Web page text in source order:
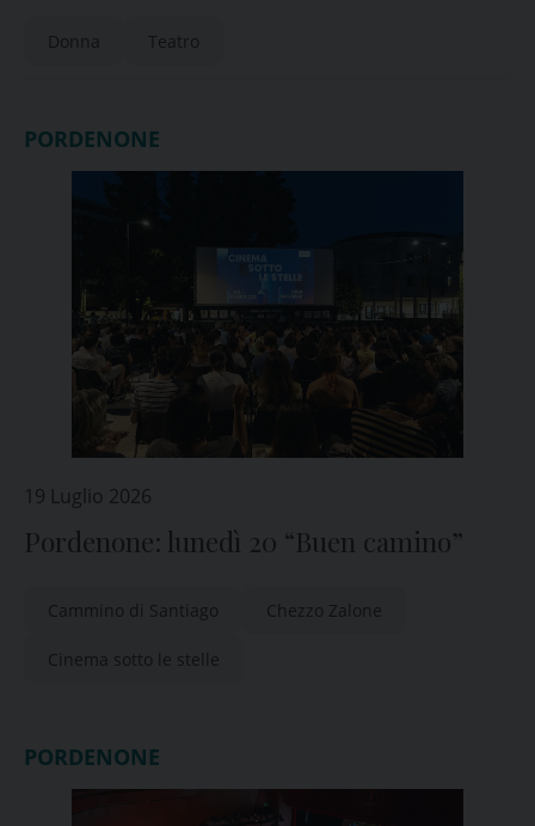
Donna Teatro
PORDENONE
19 Luglio 2026
Pordenone: lunedì 20 “Buen camino”
Cammino di Santiago Chezzo Zalone
Cinema sotto le stelle
PORDENONE